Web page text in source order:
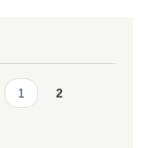
1 2